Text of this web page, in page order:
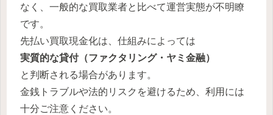
なく、一般的な買取業者と比べて運営実態が不明瞭
です。
先払い買取現金化は、仕組みによっては
実質的な貸付（ファクタリング・ヤミ金融）
と判断される場合があります。
金銭トラブルや法的リスクを避けるため、利用には
十分ご注意ください。